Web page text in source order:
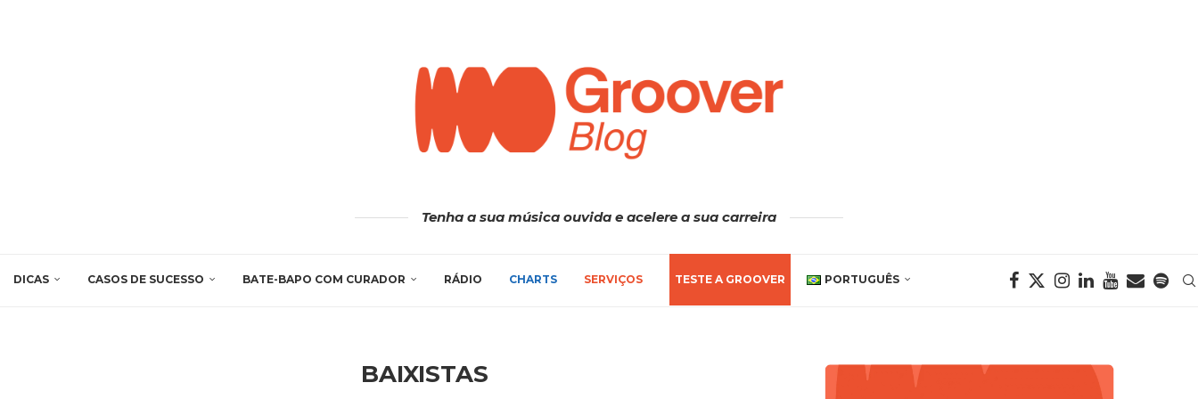
Tenha a sua música ouvida e acelere a sua carreira
DICAS CASOS DE SUCESSO BATE-BAPO COM CURADOR RÁDIO CHARTS SERVIÇOS TESTE A GROOVER PORTUGUÊS
BAIXISTAS